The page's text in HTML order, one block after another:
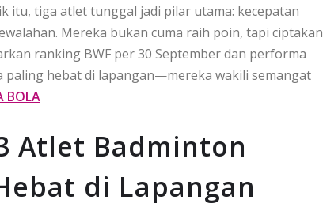
itu, tiga atlet tunggal jadi pilar utama: kecepatan
Mereka bukan cuma raih poin, tapi ciptakan
ranking BWF per 30 September dan performa
hebat di lapangan—mereka wakili semangat
BOLA
Atlet Badminton
di Lapangan